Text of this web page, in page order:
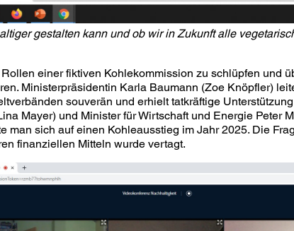
gestalten kann und ob wir in Zukunft alle
einer fiktiven Kohlekommission zu schlüpfen und
Ministerpräsidentin Karla Baumann (Zoe Knöpfler)
souverän und erhielt tatkräftige
Mayer) und Minister für Wirtschaft und Energie Peter
man sich auf einen Kohleausstieg im Jahr 2025. Die
finanziellen Mitteln wurde vertagt.